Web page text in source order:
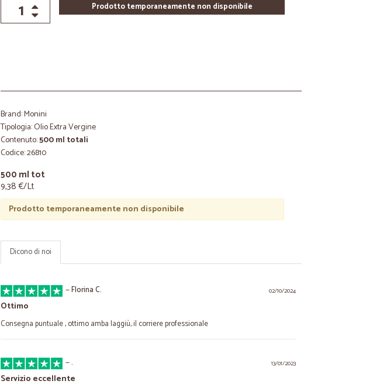
Prodotto temporaneamente non disponibile
Brand: Monini
Tipologia: Olio Extra Vergine
Contenuto:500 ml totali
Codice: 26810
500 ml tot
9,38 €/Lt
Prodotto temporaneamente non disponibile
Dicono di noi
02/10/2024
—Florina C.
Ottimo
Consegna puntuale , ottimo amba laggiù, il corriere professionale
13/01/2023
—.
Servizio eccellente